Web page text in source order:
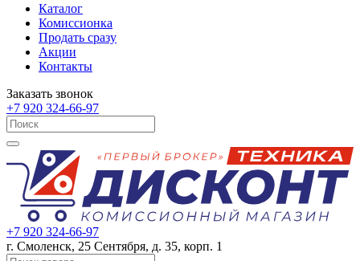
Каталог
Комиссионка
Продать сразу
Акции
Контакты
Заказать звонок
+7 920 324-66-97
+7 920 324-66-97
г. Смоленск, 25 Сентября, д. 35, корп. 1